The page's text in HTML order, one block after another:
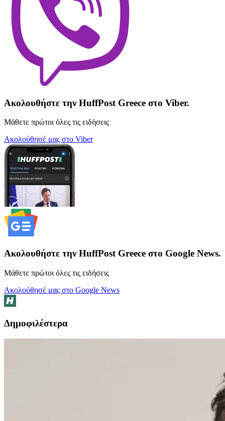
Ακολουθήστε την HuffPost Greece στο Viber.
Μάθετε πρώτοι όλες τις ειδήσεις
Ακολούθησέ μας στο Viber
Ακολουθήστε την HuffPost Greece στο Google News.
Μάθετε πρώτοι όλες τις ειδήσεις
Ακολούθησέ μας στο Google News
Δημοφιλέστερα